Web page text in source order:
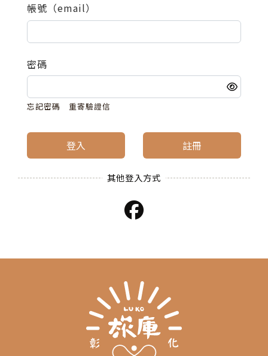
其他活動
帳號（email）
密碼
忘記密碼 重寄驗證信
登入 註冊